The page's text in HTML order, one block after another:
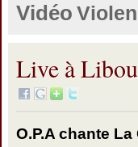
Vidéo
Live à
O.P.A chante